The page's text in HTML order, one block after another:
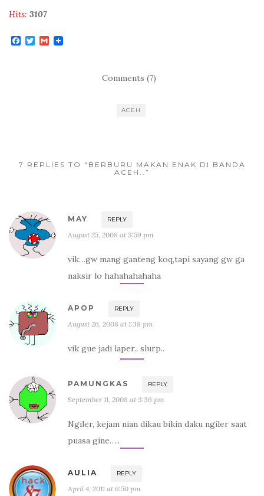
Hits: 3107
F
T
G
Comments (7)
ACEH
7 REPLIES TO “BERBURU MAKAN ENAK DI BANDA
ACEH..”
MAY REPLY
August 25, 2008 at 3:59 pm
vik…gw mang ganteng koq,tapi sayang gw ga
naksir lo hahahahahaha
APOP REPLY
August 26, 2008 at 1:38 pm
vik gue jadi laper.. slurp..
PAMUNGKAS REPLY
September 11, 2008 at 3:36 pm
Ngiler, kejam nian dikau bikin daku ngiler saat
puasa gine…..
AULIA REPLY
April 4, 2011 at 6:50 pm